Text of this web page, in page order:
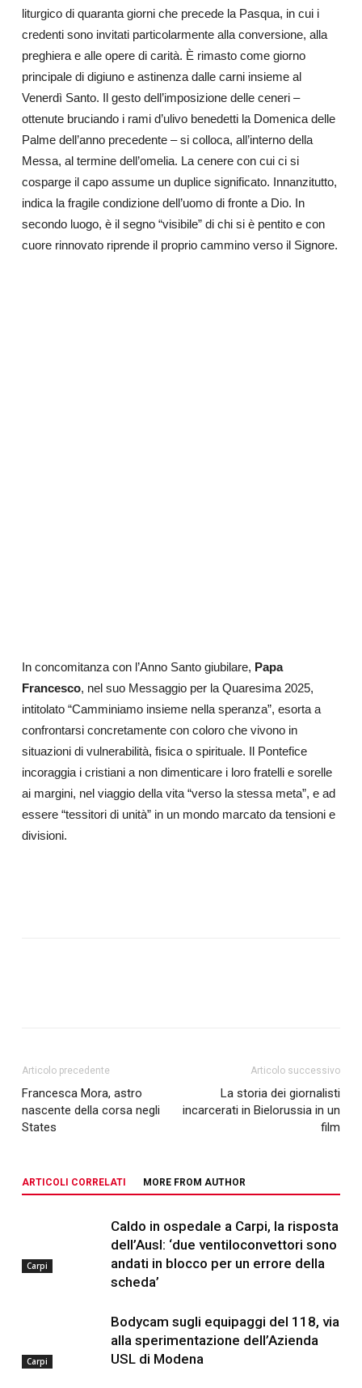
liturgico di quaranta giorni che precede la Pasqua, in cui i
credenti sono invitati particolarmente alla conversione, alla
preghiera e alle opere di carità. È rimasto come giorno
principale di digiuno e astinenza dalle carni insieme al
Venerdì Santo. Il gesto dell’imposizione delle ceneri –
ottenute bruciando i rami d’ulivo benedetti la Domenica delle
Palme dell’anno precedente – si colloca, all’interno della
Messa, al termine dell’omelia. La cenere con cui ci si
cosparge il capo assume un duplice significato. Innanzitutto,
indica la fragile condizione dell’uomo di fronte a Dio. In
secondo luogo, è il segno “visibile” di chi si è pentito e con
cuore rinnovato riprende il proprio cammino verso il Signore.
In concomitanza con l’Anno Santo giubilare, Papa
Francesco, nel suo Messaggio per la Quaresima 2025,
intitolato “Camminiamo insieme nella speranza”, esorta a
confrontarsi concretamente con coloro che vivono in
situazioni di vulnerabilità, fisica o spirituale. Il Pontefice
incoraggia i cristiani a non dimenticare i loro fratelli e sorelle
ai margini, nel viaggio della vita “verso la stessa meta”, e ad
essere “tessitori di unità” in un mondo marcato da tensioni e
divisioni.
Articolo precedente
Francesca Mora, astro
nascente della corsa negli
States
Articolo successivo
La storia dei giornalisti
incarcerati in Bielorussia in un
film
ARTICOLI CORRELATI MORE FROM AUTHOR
Carpi
Caldo in ospedale a Carpi, la risposta
dell’Ausl: ‘due ventiloconvettori sono
andati in blocco per un errore della
scheda’
Carpi
Bodycam sugli equipaggi del 118, via
alla sperimentazione dell’Azienda
USL di Modena